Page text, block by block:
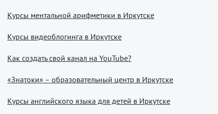
Курсы ментальной арифметики в Иркутске
Курсы видеоблогинга в Иркутске
Как создать свой канал на YouTube?
«Знатоки» – образовательный центр в Иркутске
Курсы английского языка для детей в Иркутске